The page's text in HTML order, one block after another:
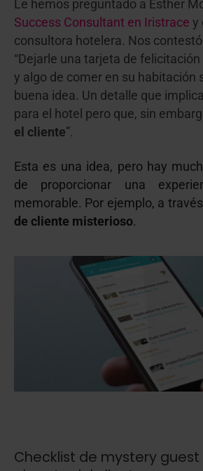
Le hemos preguntado a Esther
Success Consultant en Iristrace y
consultora hotelera. Nos
“Dejarle una tarjeta de
y algo de comer en su habitación
buena idea. Un detalle que
para el hotel pero que, sin
el cliente”.
Esta es una idea, pero hay
de proporcionar una
memorable. Por ejemplo, a
de cliente misterioso.
Checklist de mystery